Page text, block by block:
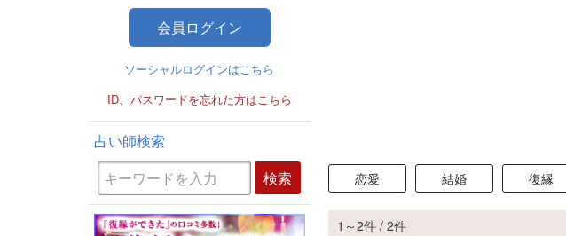
ソーシャルログインはこちら
ID、パスワードを忘れた方はこちら
占い師検索
恋愛 結婚 復縁
1～2件 / 2件